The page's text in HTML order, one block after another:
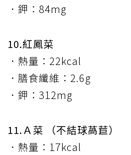
．鉀：84mg
10.紅鳳菜
．熱量：22kcal
．膳食纖維：2.6g
．鉀：312mg
11.Ａ菜 （不結球萵苣）
．熱量：17kcal